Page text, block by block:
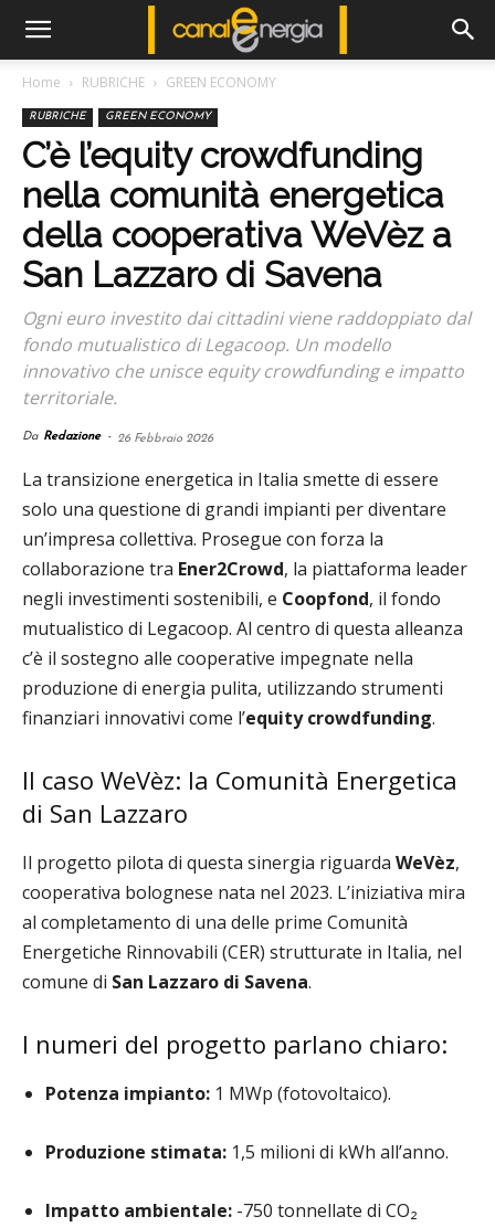
Home RUBRICHE GREEN ECONOMY
RUBRICHE GREEN ECONOMY
C’è l’equity crowdfunding
nella comunità energetica
della cooperativa WeVèz a
San Lazzaro di Savena
Ogni euro investito dai cittadini viene raddoppiato dal
fondo mutualistico di Legacoop. Un modello
innovativo che unisce equity crowdfunding e impatto
territoriale.
Da Redazione - 26 Febbraio 2026
La transizione energetica in Italia smette di essere
solo una questione di grandi impianti per diventare
un’impresa collettiva. Prosegue con forza la
collaborazione tra Ener2Crowd, la piattaforma leader
negli investimenti sostenibili, e Coopfond, il fondo
mutualistico di Legacoop. Al centro di questa alleanza
c’è il sostegno alle cooperative impegnate nella
produzione di energia pulita, utilizzando strumenti
finanziari innovativi come l’equity crowdfunding.
Il caso WeVèz: la Comunità Energetica
di San Lazzaro
Il progetto pilota di questa sinergia riguarda WeVèz,
cooperativa bolognese nata nel 2023. L’iniziativa mira
al completamento di una delle prime Comunità
Energetiche Rinnovabili (CER) strutturate in Italia, nel
comune di San Lazzaro di Savena.
I numeri del progetto parlano chiaro:
Potenza impianto: 1 MWp (fotovoltaico).
Produzione stimata: 1,5 milioni di kWh all’anno.
Impatto ambientale: -750 tonnellate di CO₂